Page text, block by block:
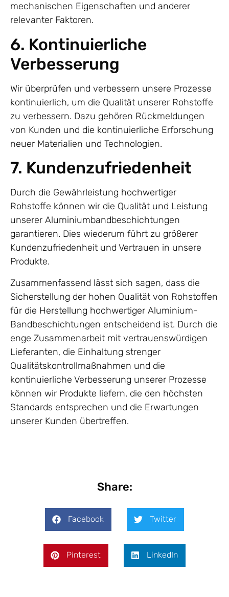
mechanischen Eigenschaften und anderer
relevanter Faktoren.
6. Kontinuierliche
Verbesserung
Wir überprüfen und verbessern unsere Prozesse
kontinuierlich, um die Qualität unserer Rohstoffe
zu verbessern. Dazu gehören Rückmeldungen
von Kunden und die kontinuierliche Erforschung
neuer Materialien und Technologien.
7. Kundenzufriedenheit
Durch die Gewährleistung hochwertiger
Rohstoffe können wir die Qualität und Leistung
unserer Aluminiumbandbeschichtungen
garantieren. Dies wiederum führt zu größerer
Kundenzufriedenheit und Vertrauen in unsere
Produkte.
Zusammenfassend lässt sich sagen, dass die
Sicherstellung der hohen Qualität von Rohstoffen
für die Herstellung hochwertiger Aluminium-
Bandbeschichtungen entscheidend ist. Durch die
enge Zusammenarbeit mit vertrauenswürdigen
Lieferanten, die Einhaltung strenger
Qualitätskontrollmaßnahmen und die
kontinuierliche Verbesserung unserer Prozesse
können wir Produkte liefern, die den höchsten
Standards entsprechen und die Erwartungen
unserer Kunden übertreffen.
Share:
Facebook Twitter
Pinterest LinkedIn